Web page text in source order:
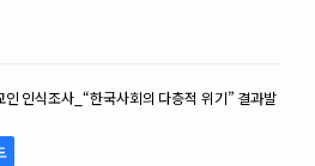
인식조사_“한국사회의 다층적 위기” 결과발